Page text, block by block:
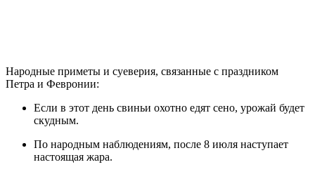
Народные приметы и суеверия, связанные с праздником
Петра и Февронии:
Если в этот день свиньи охотно едят сено, урожай будет
скудным.
По народным наблюдениям, после 8 июля наступает
настоящая жара.